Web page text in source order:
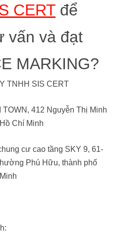
CERT để
vấn và đạt
MARKING?
TNHH SIS CERT
412 Nguyễn Thị Minh
Chí Minh
cư cao tầng SKY 9, 61-
Phú Hữu, thành phố